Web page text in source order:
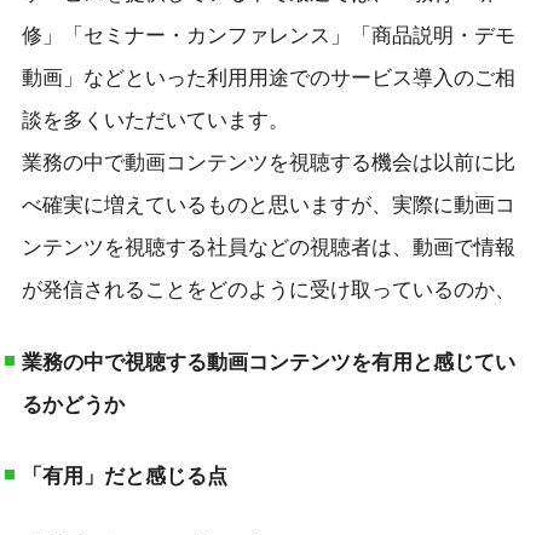
修」「セミナー・カンファレンス」「商品説明・デモ
動画」などといった利用用途でのサービス導入のご相
談を多くいただいています。
業務の中で動画コンテンツを視聴する機会は以前に比
べ確実に増えているものと思いますが、実際に動画コ
ンテンツを視聴する社員などの視聴者は、動画で情報
が発信されることをどのように受け取っているのか、
業務の中で視聴する動画コンテンツを有用と感じてい
るかどうか
「有用」だと感じる点